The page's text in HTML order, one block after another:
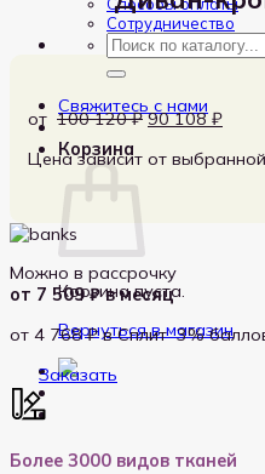
Сотрудничество
Искать:
Свяжитесь с нами
Корзина
Корзина пуста.
Вернуться в магазин
100 120₽
составляла
90 108₽
90
Цена зависит от
Можно в рассрочку
от 7 509 ₽ в месяц
от 4 768 ₽в Сплит 3%
Заказать
Более 3000 видов тканей